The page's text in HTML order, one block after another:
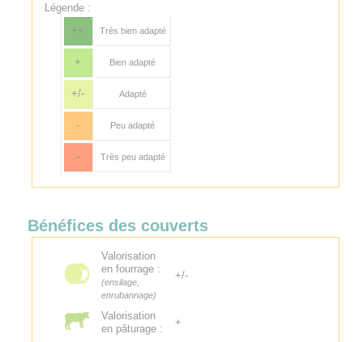
Légende :
++
Très bien adapté
+ Bien adapté
+/- Adapté
- Peu adapté
-- Très peu adapté
Bénéfices des couverts
Valorisation
en fourrage :
(ensilage,
enrubannage)
+/-
Valorisation
en pâturage :
+